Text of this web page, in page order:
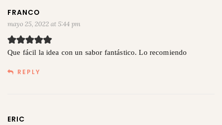
FRANCO
mayo 25, 2022 at 5:44 pm
Que fácil la idea con un sabor fantástico. Lo recomiendo
REPLY
ERIC